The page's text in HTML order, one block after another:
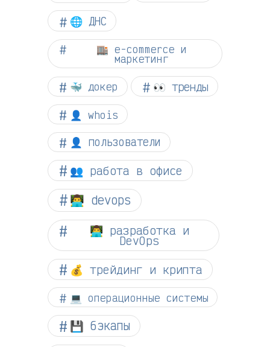
🌐 ДНС
🏬 e-commerce и
маркетинг
🐳 докер 👀 тренды
👤 whois
👤 пользователи
👥 работа в офисе
👨‍💻 devops
👨‍💻 разработка и
DevOps
💰 трейдинг и крипта
💻 операционные системы
💾 бэкапы